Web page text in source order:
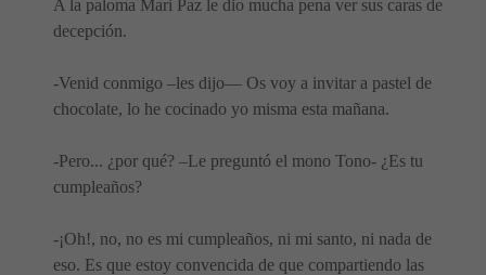
A la paloma Mari Paz le dio mucha pena ver sus caras de
decepción.
-Venid conmigo –les dijo— Os voy a invitar a pastel de
chocolate, lo he cocinado yo misma esta mañana.
-Pero... ¿por qué? –Le preguntó el mono Tono- ¿Es tu
cumpleaños?
-¡Oh!, no, no es mi cumpleaños, ni mi santo, ni nada de
eso. Es que estoy convencida de que compartiendo las